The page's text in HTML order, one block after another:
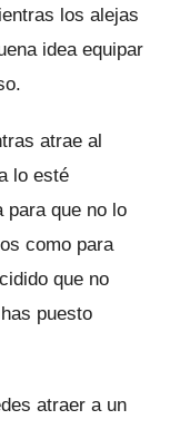
los alejas
idea equipar
atrae al
lo esté
para que no lo
como para
que no
puesto
atraer a un